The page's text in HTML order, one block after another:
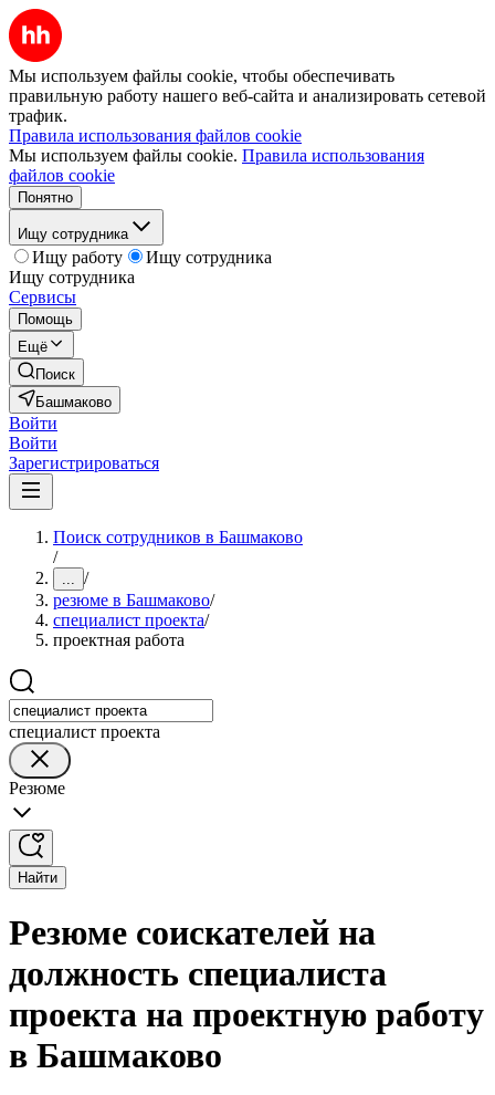
Мы используем файлы cookie, чтобы обеспечивать
правильную работу нашего веб-сайта и анализировать сетевой
трафик.
Правила использования файлов cookie
Мы используем файлы cookie. Правила использования
файлов cookie
Понятно
Ищу сотрудника
Ищу работу
Ищу сотрудника
Ищу сотрудника
Сервисы
Помощь
Ещё
Поиск
Башмаково
Войти
Войти
Зарегистрироваться
Поиск сотрудников в Башмаково
/
... /
резюме в Башмаково/
специалист проекта/
проектная работа
специалист проекта
Резюме
Найти
Резюме соискателей на
должность специалиста
проекта на проектную работу
в Башмаково